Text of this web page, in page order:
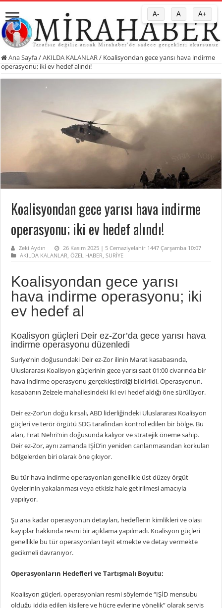
Ana Sayfa/AKILDA KALANLAR / Koalisyondan gece yarısı hava indirme
operasyonu; iki ev hedef alındı!
Koalisyondan gece yarısı hava indirme
operasyonu; iki ev hedef alındı!
Zeki Aydın
26 Kasım 2025 | 5 Cemaziyelahir 1447 Çarşamba 10:07
AKILDA KALANLAR,ÖZEL HABER,SURİYE
Koalisyondan gece yarısı
hava indirme operasyonu; iki
ev hedef al
Koalisyon güçleri Deir ez-Zor’da gece yarısı hava
indirme operasyonu düzenledi
Suriye’nin doğusundaki Deir ez-Zor ilinin Marat kasabasında,
Uluslararası Koalisyon güçlerinin gece yarısı saat 01:00 civarında bir
hava indirme operasyonu gerçekleştirdiği bildirildi. Operasyonun,
kasabanın Zelzele mahallesindeki iki evi hedef aldığı öne sürülüyor.
Deir ez-Zor’un doğu kırsalı, ABD liderliğindeki Uluslararası Koalisyon
güçleri ve terör örgütü SDG tarafından kontrol edilen bir bölge. Bu
alan, Fırat Nehri’nin doğusunda kalıyor ve stratejik öneme sahip.
Deir ez-Zor, aynı zamanda IŞİD’in yeniden canlanmasından korkulan
bölgelerden biri olarak öne çıkıyor.
Bu tür hava indirme operasyonları genellikle üst düzey örgüt
üyelerinin yakalanması veya etkisiz hale getirilmesi amacıyla
yapılıyor.
Şu ana kadar operasyonun detayları, hedeflerin kimlikleri ve olası
kayıplar hakkında resmi bir açıklama yapılmadı. Koalisyon güçleri
genellikle bu tür operasyonları teyit etmekte ve detay vermekte
gecikmeli davranıyor.
Operasyonların Hedefleri ve Tartışmalı Boyutu:
Koalisyon güçleri, operasyonları resmi söylemde “IŞİD mensubu
olduğu iddia edilen kişilere ve hücre evlerine yönelik” olarak servis
A- A A+